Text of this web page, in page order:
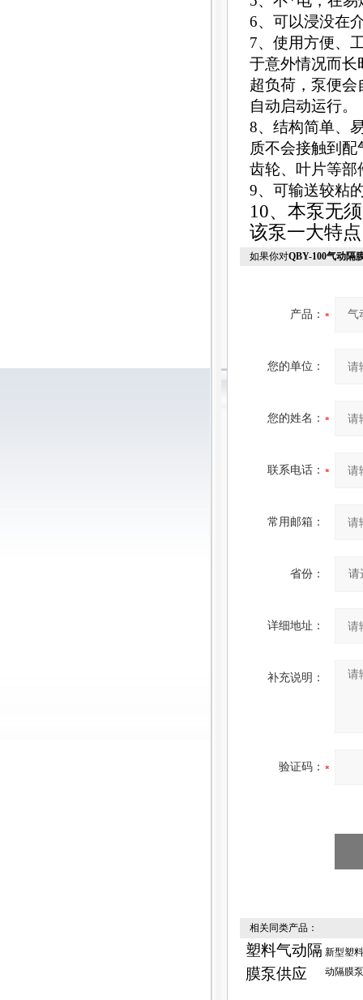
6、可以浸没在
7、使用方便、
于意外情况而长
超负荷，泵便
自动启动运行。
8、结构简单、
质不会接触到
齿轮、叶片等部
9、可输送较粘
10、本泵无
该泵一大特
如果你对QBY-100气动隔
产品：
您的单位：
您的姓名：
联系电话：
常用邮箱：
省份：
详细地址：
补充说明：
验证码：
相关同类产品：
塑料气动隔
膜泵供应
新型塑
动隔膜泵